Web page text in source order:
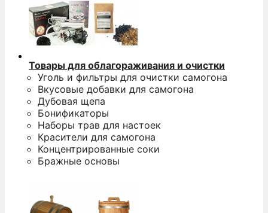
Товары для облагораживания и очистки
Уголь и фильтры для очистки самогона
Вкусовые добавки для самогона
Дубовая щепа
Бонификаторы
Наборы трав для настоек
Красители для самогона
Концентрированные соки
Бражные основы